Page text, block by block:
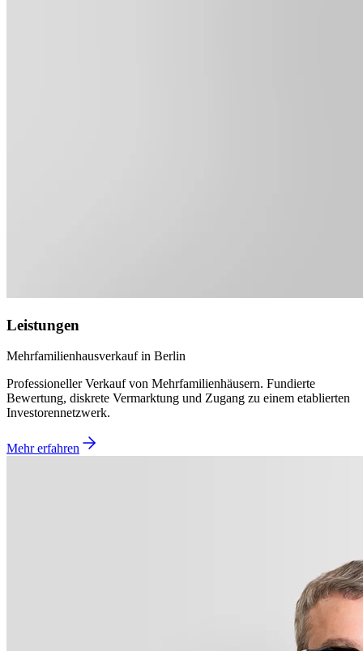
Leistungen
Mehrfamilienhausverkauf in Berlin
Professioneller Verkauf von Mehrfamilienhäusern. Fundierte
Bewertung, diskrete Vermarktung und Zugang zu einem etablierten
Investorennetzwerk.
Mehr erfahren